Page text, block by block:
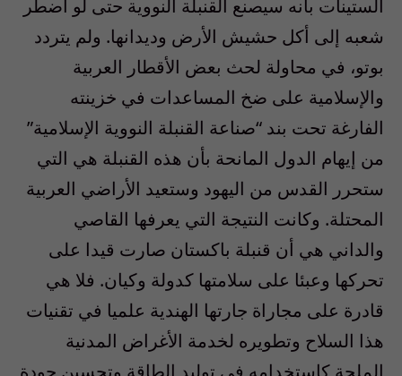
الستينات بأنه سيصنع القنبلة النووية حتى لو اضطر
شعبه إلى أكل حشيش الأرض وديدانها. ولم يتردد
بوتو، في محاولة لحث بعض الأقطار العربية
والإسلامية على ضخ المساعدات في خزينته
الفارغة تحت بند “صناعة القنبلة النووية الإسلامية”
من إيهام الدول المانحة بأن هذه القنبلة هي التي
ستحرر القدس من اليهود وستعيد الأراضي العربية
المحتلة. وكانت النتيجة التي يعرفها القاصي
والداني هي أن قنبلة باكستان صارت قيدا على
تحركها وعبئا على سلامتها كدولة وكيان. فلا هي
قادرة على مجاراة جارتها الهندية علميا في تقنيات
هذا السلاح وتطويره لخدمة الأغراض المدنية